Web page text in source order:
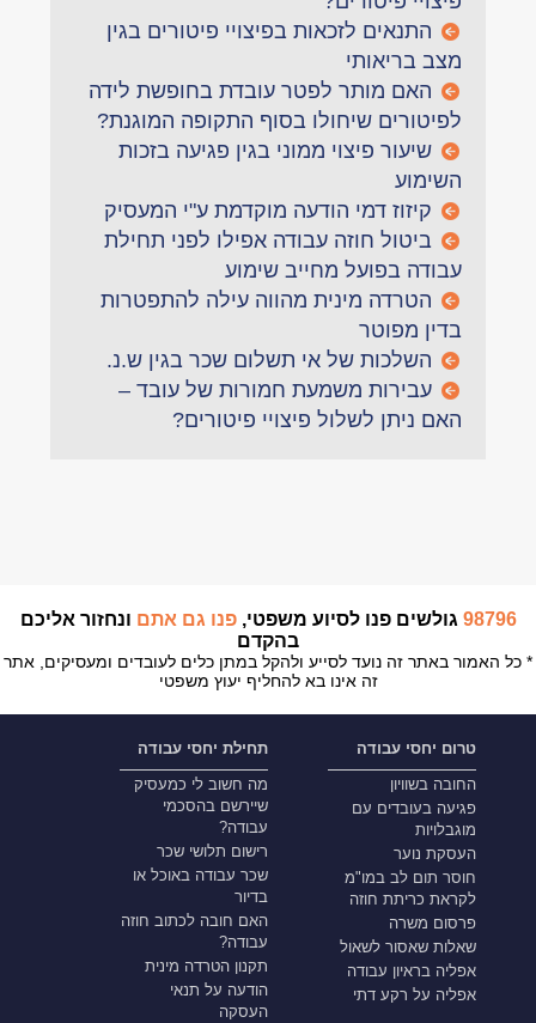
התנאים לזכאות בפיצויי פיטורים בגין
מצב בריאותי
האם מותר לפטר עובדת בחופשת לידה
לפיטורים שיחולו בסוף התקופה המוגנת?
שיעור פיצוי ממוני בגין פגיעה בזכות
השימוע
קיזוז דמי הודעה מוקדמת ע"י המעסיק
ביטול חוזה עבודה אפילו לפני תחילת
עבודה בפועל מחייב שימוע
הטרדה מינית מהווה עילה להתפטרות
בדין מפוטר
השלכות של אי תשלום שכר בגין ש.נ.
עבירות משמעת חמורות של עובד –
האם ניתן לשלול פיצויי פיטורים?
98796 גולשים פנו לסיוע משפטי,פנו גם אתם ונחזור אליכם
בהקדם
* כל האמור באתר זה נועד לסייע ולהקל במתן כלים לעובדים ומעסיקים, אתר
זה אינו בא להחליף יעוץ משפטי
טרום יחסי עבודה
החובה בשוויון
פגיעה בעובדים עם
מוגבלויות
העסקת נוער
חוסר תום לב במו"מ
לקראת כריתת חוזה
פרסום משרה
שאלות שאסור לשאול
אפליה בראיון עבודה
אפליה על רקע דתי
תחילת יחסי עבודה
מה חשוב לי כמעסיק
שיירשם בהסכמי
עבודה?
רישום תלושי שכר
שכר עבודה באוכל או
בדיור
האם חובה לכתוב חוזה
עבודה?
תקנון הטרדה מינית
הודעה על תנאי
העסקה